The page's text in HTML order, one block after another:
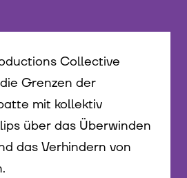
Collective
Grenzen der
mit kollektiv
über das Überwinden
das Verhindern von